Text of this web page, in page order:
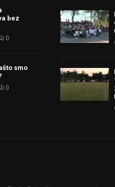
bez
0
smo
0